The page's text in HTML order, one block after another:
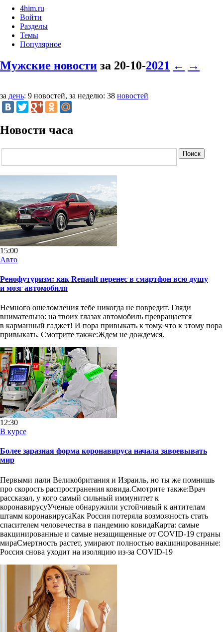
4him.ru
Войти
Разделы
Темы
Популярное
Мужские новости за 20-10-2021 ← →
за день: 9 новостей, за неделю: 38 новостей
Новости часа
15:00
Авто
Ренофутуризм: как Renault перенес в смартфон всю душу
и мозг автомобиля
Немного ошеломления тебе никогда не повредит. Гляди
внимательно: на твоих глазах автомобиль превращается
в карманный гаджет! И пора привыкать к тому, что к этому пора
привыкать. Смотрите также:Ждем не дождемся.
12:30
В курсе
Более заразная форма коронавируса начала завоевывать
мир
Первыми пали Великобритания и Израиль, но ты же помнишь
про скорость распространения ковида.Смотрите также:Врач
рассказал, у кого самый сильный иммунитет к
коронавирусуУченые обнаружили устойчивый к антителам
штамм коронавирусаКак Россия потеряла возможность стать
спасителем человечества в пандемию ковидаКарта: самые
вакцинированные и самые незащищенные от COVID-19 страны
мираСмертность растет, умирают полностью вакцинированные:
Россия снова уходит на изоляцию из-за COVID-19